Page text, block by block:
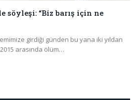
söyleşi: “Biz barış için ne
girdiği günden bu yana iki yıldan
arasında ölüm…